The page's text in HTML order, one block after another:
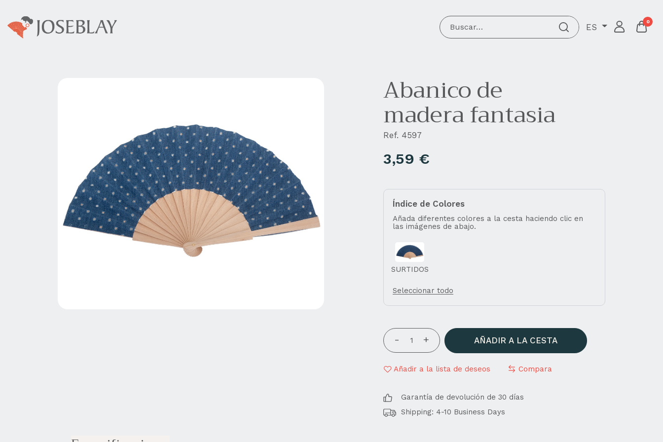
ES
0
Abanico de
madera fantasia
Índice de Colores
Añada diferentes colores a la cesta haciendo clic en
las imágenes de abajo.
SURTIDOS
Seleccionar todo
Ref. 4597
3,59 €
AÑADIR A LA CESTA
Añadir a la lista de deseos Compara
Garantía de devolución de 30 días
Shipping: 4-10 Business Days